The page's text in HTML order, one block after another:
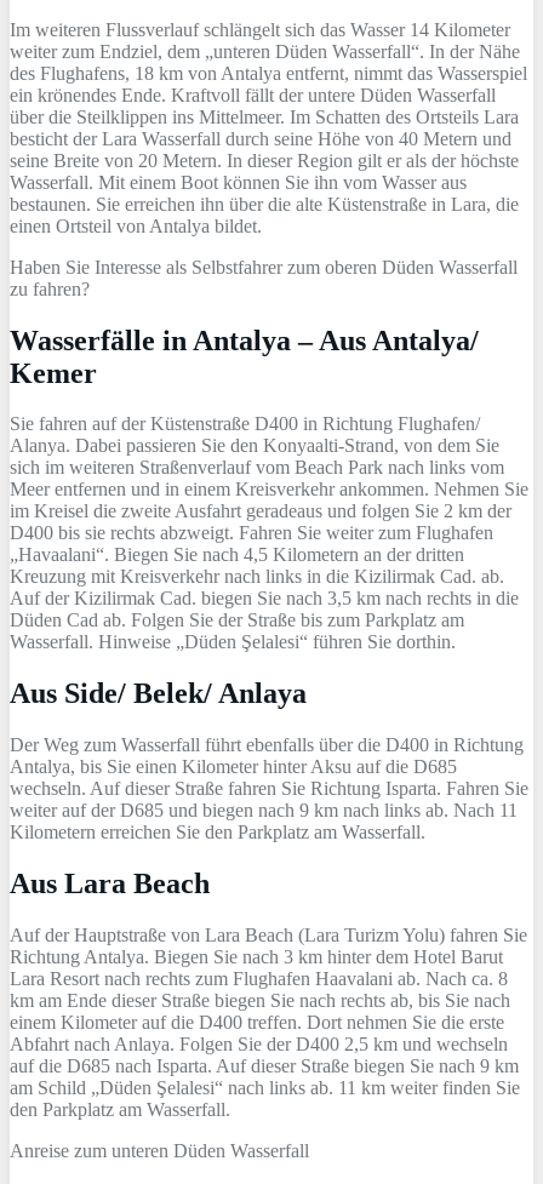
Im weiteren Flussverlauf schlängelt sich das Wasser 14 Kilometer
weiter zum Endziel, dem „unteren Düden Wasserfall“. In der Nähe
des Flughafens, 18 km von Antalya entfernt, nimmt das Wasserspiel
ein krönendes Ende. Kraftvoll fällt der untere Düden Wasserfall
über die Steilklippen ins Mittelmeer. Im Schatten des Ortsteils Lara
besticht der Lara Wasserfall durch seine Höhe von 40 Metern und
seine Breite von 20 Metern. In dieser Region gilt er als der höchste
Wasserfall. Mit einem Boot können Sie ihn vom Wasser aus
bestaunen. Sie erreichen ihn über die alte Küstenstraße in Lara, die
einen Ortsteil von Antalya bildet.
Haben Sie Interesse als Selbstfahrer zum oberen Düden Wasserfall
zu fahren?
Wasserfälle in Antalya – Aus Antalya/
Kemer
Sie fahren auf der Küstenstraße D400 in Richtung Flughafen/
Alanya. Dabei passieren Sie den Konyaalti-Strand, von dem Sie
sich im weiteren Straßenverlauf vom Beach Park nach links vom
Meer entfernen und in einem Kreisverkehr ankommen. Nehmen Sie
im Kreisel die zweite Ausfahrt geradeaus und folgen Sie 2 km der
D400 bis sie rechts abzweigt. Fahren Sie weiter zum Flughafen
„Havaalani“. Biegen Sie nach 4,5 Kilometern an der dritten
Kreuzung mit Kreisverkehr nach links in die Kizilirmak Cad. ab.
Auf der Kizilirmak Cad. biegen Sie nach 3,5 km nach rechts in die
Düden Cad ab. Folgen Sie der Straße bis zum Parkplatz am
Wasserfall. Hinweise „Düden Şelalesi“ führen Sie dorthin.
Aus Side/ Belek/ Anlaya
Der Weg zum Wasserfall führt ebenfalls über die D400 in Richtung
Antalya, bis Sie einen Kilometer hinter Aksu auf die D685
wechseln. Auf dieser Straße fahren Sie Richtung Isparta. Fahren Sie
weiter auf der D685 und biegen nach 9 km nach links ab. Nach 11
Kilometern erreichen Sie den Parkplatz am Wasserfall.
Aus Lara Beach
Auf der Hauptstraße von Lara Beach (Lara Turizm Yolu) fahren Sie
Richtung Antalya. Biegen Sie nach 3 km hinter dem Hotel Barut
Lara Resort nach rechts zum Flughafen Haavalani ab. Nach ca. 8
km am Ende dieser Straße biegen Sie nach rechts ab, bis Sie nach
einem Kilometer auf die D400 treffen. Dort nehmen Sie die erste
Abfahrt nach Anlaya. Folgen Sie der D400 2,5 km und wechseln
auf die D685 nach Isparta. Auf dieser Straße biegen Sie nach 9 km
am Schild „Düden Şelalesi“ nach links ab. 11 km weiter finden Sie
den Parkplatz am Wasserfall.
Anreise zum unteren Düden Wasserfall